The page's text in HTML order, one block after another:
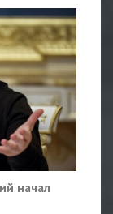
начал